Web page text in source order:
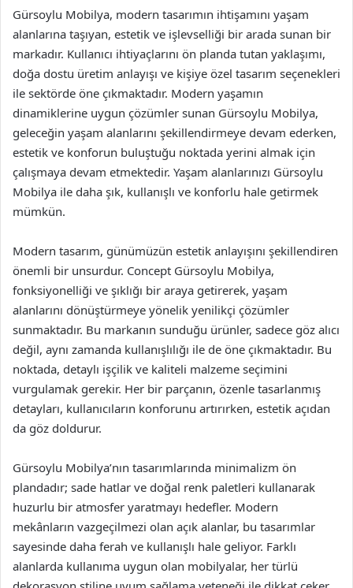
Gürsoylu Mobilya, modern tasarımın ihtişamını yaşam
alanlarına taşıyan, estetik ve işlevselliği bir arada sunan bir
markadır. Kullanıcı ihtiyaçlarını ön planda tutan yaklaşımı,
doğa dostu üretim anlayışı ve kişiye özel tasarım seçenekleri
ile sektörde öne çıkmaktadır. Modern yaşamın
dinamiklerine uygun çözümler sunan Gürsoylu Mobilya,
geleceğin yaşam alanlarını şekillendirmeye devam ederken,
estetik ve konforun buluştuğu noktada yerini almak için
çalışmaya devam etmektedir. Yaşam alanlarınızı Gürsoylu
Mobilya ile daha şık, kullanışlı ve konforlu hale getirmek
mümkün.
Modern tasarım, günümüzün estetik anlayışını şekillendiren
önemli bir unsurdur. Concept Gürsoylu Mobilya,
fonksiyonelliği ve şıklığı bir araya getirerek, yaşam
alanlarını dönüştürmeye yönelik yenilikçi çözümler
sunmaktadır. Bu markanın sunduğu ürünler, sadece göz alıcı
değil, aynı zamanda kullanışlılığı ile de öne çıkmaktadır. Bu
noktada, detaylı işçilik ve kaliteli malzeme seçimini
vurgulamak gerekir. Her bir parçanın, özenle tasarlanmış
detayları, kullanıcıların konforunu artırırken, estetik açıdan
da göz doldurur.
Gürsoylu Mobilya’nın tasarımlarında minimalizm ön
plandadır; sade hatlar ve doğal renk paletleri kullanarak
huzurlu bir atmosfer yaratmayı hedefler. Modern
mekânların vazgeçilmezi olan açık alanlar, bu tasarımlar
sayesinde daha ferah ve kullanışlı hale geliyor. Farklı
alanlarda kullanıma uygun olan mobilyalar, her türlü